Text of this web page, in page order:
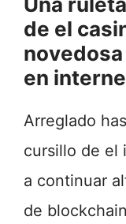
de el
en
Arreglado
cursillo de el
a continuar
de